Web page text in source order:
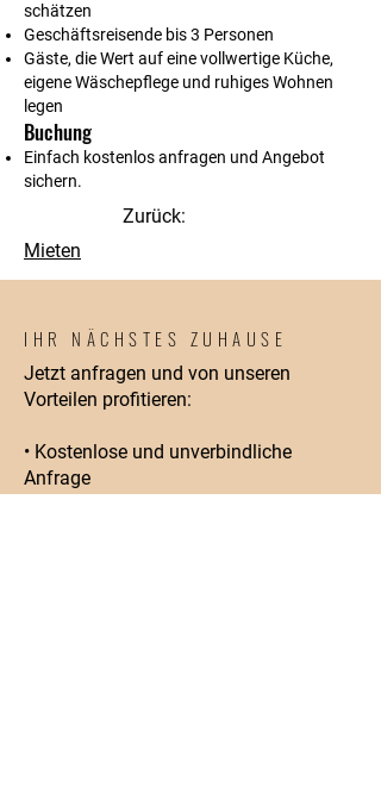
schätzen
Geschäftsreisende bis 3 Personen
Gäste, die Wert auf eine vollwertige Küche,
eigene Wäschepflege und ruhiges Wohnen
legen
Buchung
Einfach kostenlos anfragen und Angebot
sichern.
Zurück:
Mieten
IHR NÄCHSTES ZUHAUSE
Jetzt anfragen und von unseren
Vorteilen profitieren:
• Kostenlose und unverbindliche
Anfrage